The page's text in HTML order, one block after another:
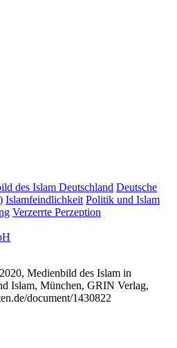
des Islam Deutschland Deutsche
Islamfeindlichkeit Politik und Islam
Verzerrte Perzeption
Medienbild des Islam in
Islam, München, GRIN Verlag,
document/1430822